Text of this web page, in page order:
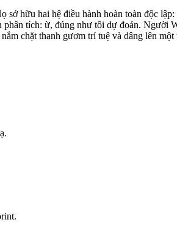
hữu hai hệ điều hành hoàn toàn độc
tích: ừ, đúng như tôi dự đoán.
chặt thanh gươm trí tuệ và dâng lên